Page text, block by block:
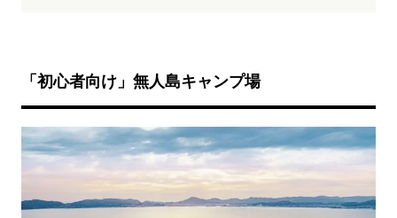
「初心者向け」無人島キャンプ場